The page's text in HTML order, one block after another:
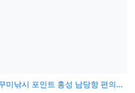
시 포인트 홍성 남당항 편의시설 발판 편한…